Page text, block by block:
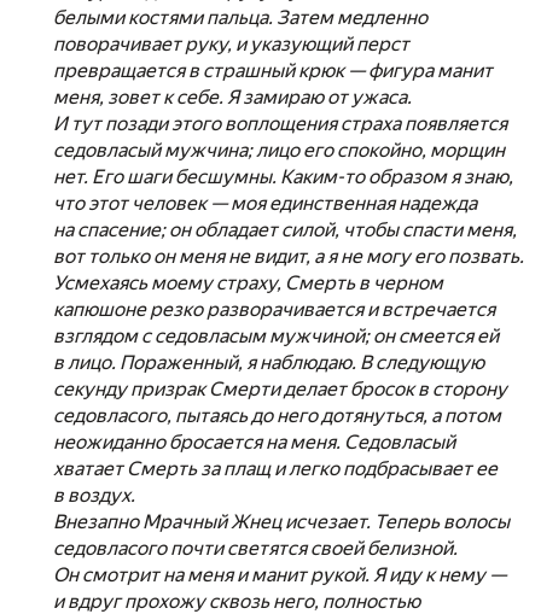
белыми костями пальца. Затем медленно
поворачивает руку, и указующий перст
превращается в страшный крюк — фигура манит
меня, зовет к себе. Я замираю от ужаса.
И тут позади этого воплощения страха появляется
седовласый мужчина; лицо его спокойно, морщин
нет. Его шаги бесшумны. Каким-то образом я знаю,
что этот человек — моя единственная надежда
на спасение; он обладает силой, чтобы спасти меня,
вот только он меня не видит, а я не могу его позвать.
Усмехаясь моему страху, Смерть в черном
капюшоне резко разворачивается и встречается
взглядом с седовласым мужчиной; он смеется ей
в лицо. Пораженный, я наблюдаю. В следующую
секунду призрак Смерти делает бросок в сторону
седовласого, пытаясь до него дотянуться, а потом
неожиданно бросается на меня. Седовласый
хватает Смерть за плащ и легко подбрасывает ее
в воздух.
Внезапно Мрачный Жнец исчезает. Теперь волосы
седовласого почти светятся своей белизной.
Он смотрит на меня и манит рукой. Я иду к нему —
и вдруг прохожу сквозь него, полностью